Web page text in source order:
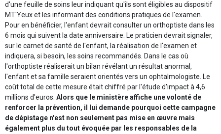
d'une feuille de soins leur indiquant qu'ils sont éligibles au dispositif
MT'Yeux et les informant des conditions pratiques de l'examen.
Pour en bénéficier, l'enfant devrait consulter un orthoptiste dans les
6 mois qui suivent la date anniversaire. Le praticien devrait signaler,
sur le carnet de santé de l'enfant, la réalisation de l'examen et
indiquera, si besoin, les soins recommandés. Dans le cas où
l'orthoptiste réaliserait un bilan révélant un résultat anormal,
l'enfant et sa famille seraient orientés vers un ophtalmologiste. Le
coût total de cette mesure était chiffré par l'étude d'impact à 4,6
millions d'euros. Alors que le ministère affiche une volonté de
renforcer la prévention, il lui demande pourquoi cette campagne
de dépistage n'est non seulement pas mise en œuvre mais
également plus du tout évoquée par les responsables de la